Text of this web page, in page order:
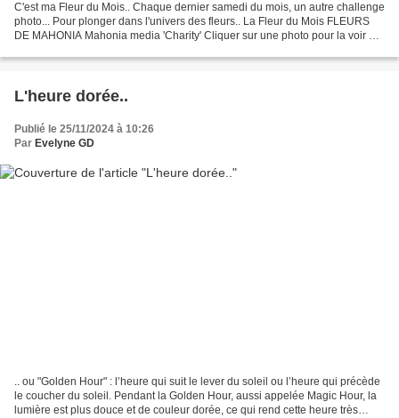
C'est ma Fleur du Mois.. Chaque dernier samedi du mois, un autre challenge
photo... Pour plonger dans l'univers des fleurs.. La Fleur du Mois FLEURS
DE MAHONIA Mahonia media 'Charity' Cliquer sur une photo pour la voir en
L'heure dorée..
Publié le 25/11/2024 à 10:26
Par Evelyne GD
.. ou "Golden Hour" : l’heure qui suit le lever du soleil ou l’heure qui précède
le coucher du soleil. Pendant la Golden Hour, aussi appelée Magic Hour, la
lumière est plus douce et de couleur dorée, ce qui rend cette heure très